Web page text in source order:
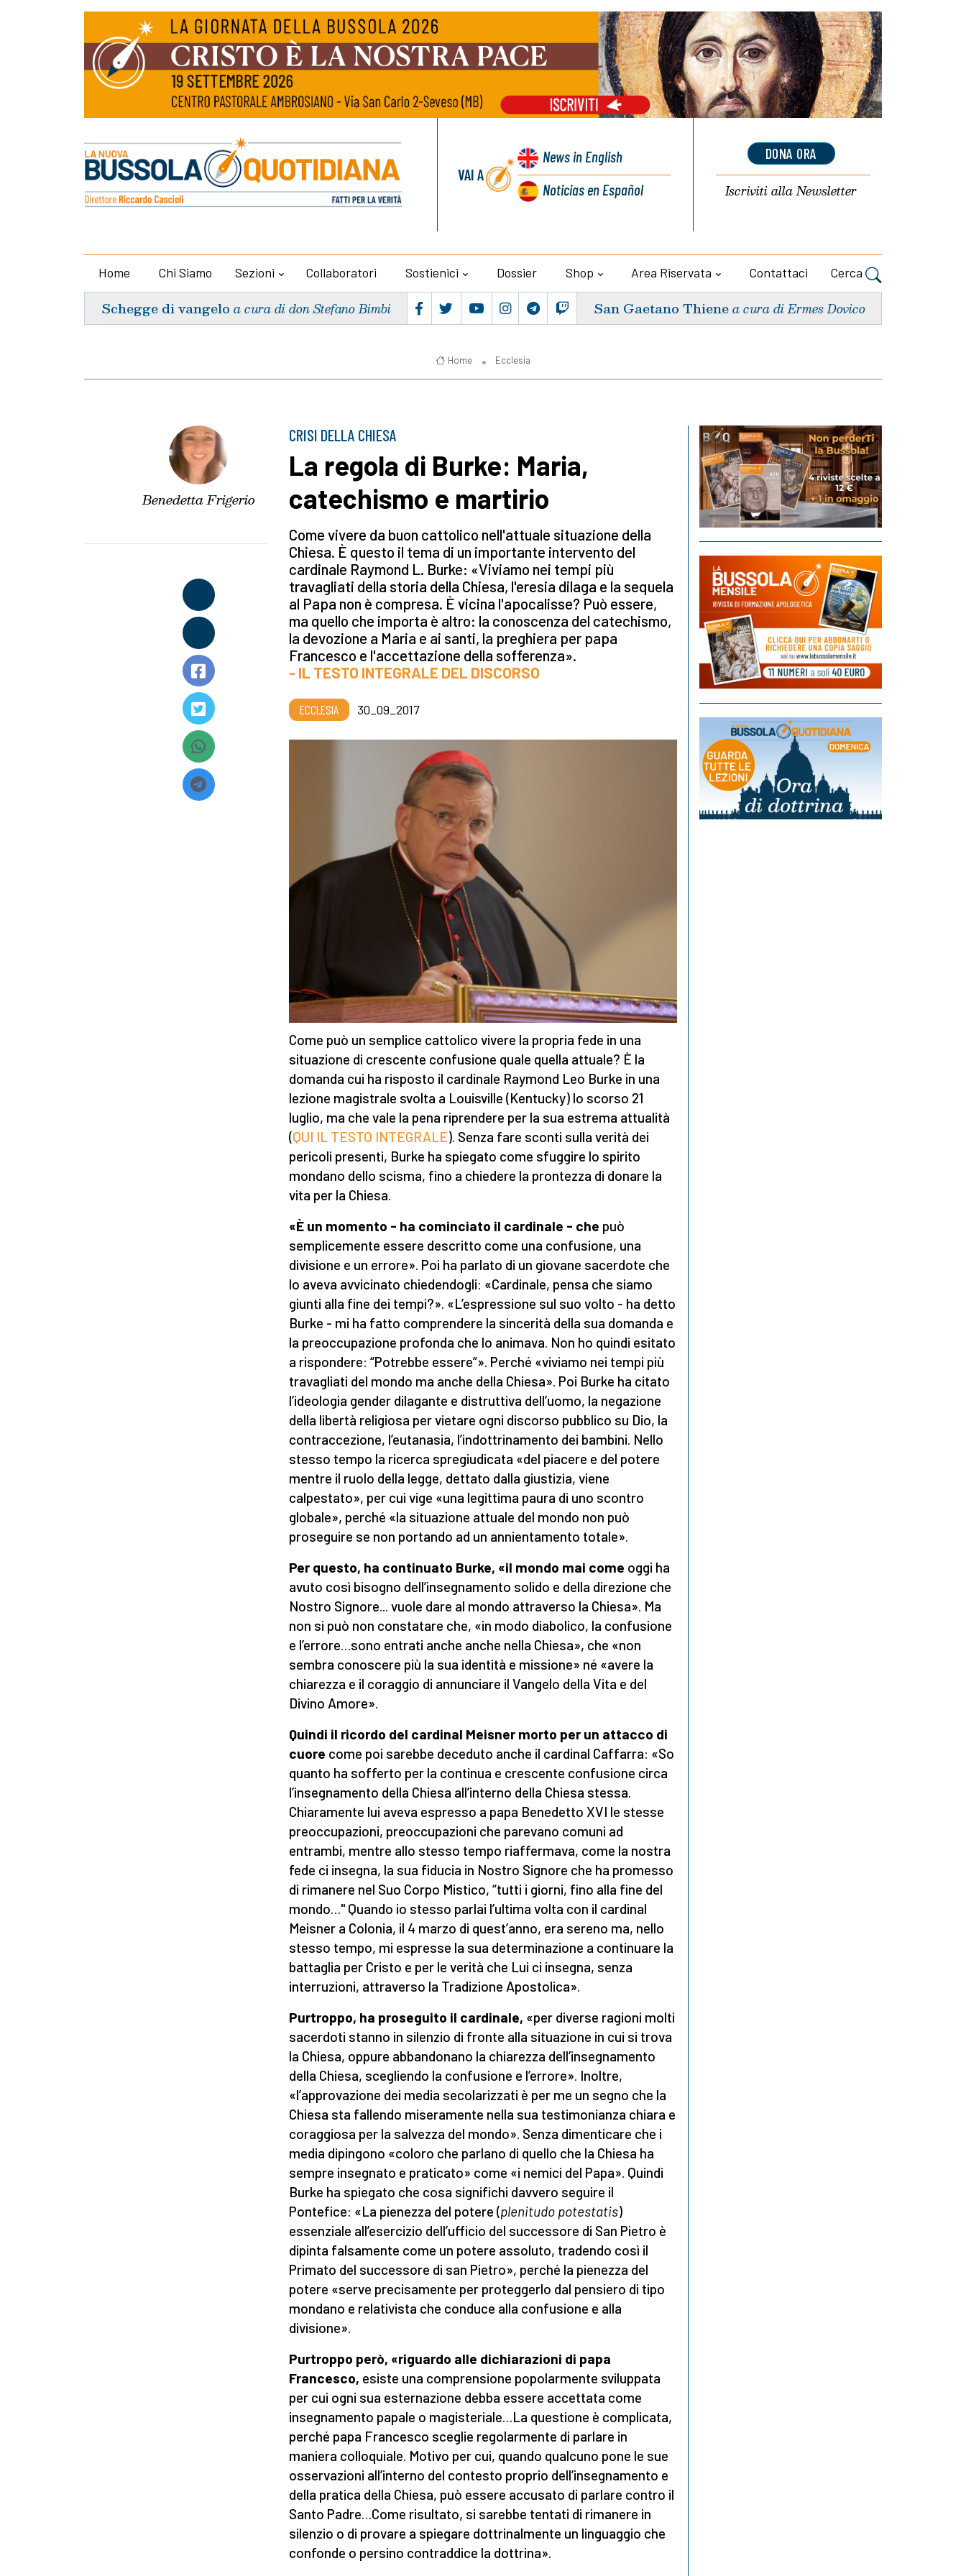
VAI A
Newsin English
Noticiasen Español
DONA ORA
Iscriviti allaNewsletter
Home Chi Siamo Sezioni Collaboratori Sostienici Dossier Shop Area Riservata Contattaci Cerca
Schegge di vangelo a cura di don Stefano Bimbi San Gaetano Thiene a cura di Ermes Dovico
Home Ecclesia
Benedetta Frigerio
CRISI DELLA CHIESA
La regola di Burke: Maria,
catechismo e martirio
Come vivere da buon cattolico nell'attuale situazione della
Chiesa. È questo il tema di un importante intervento del
cardinale Raymond L. Burke: «Viviamo nei tempi più
travagliati della storia della Chiesa, l'eresia dilaga e la sequela
al Papa non è compresa. È vicina l'apocalisse? Può essere,
ma quello che importa è altro: la conoscenza del catechismo,
la devozione a Maria e ai santi, la preghiera per papa
Francesco e l'accettazione della sofferenza».
- IL TESTO INTEGRALE DEL DISCORSO
ECCLESIA 30_09_2017
Come può un semplice cattolico vivere la propria fede in una
situazione di crescente confusione quale quella attuale? È la
domanda cui ha risposto il cardinale Raymond Leo Burke in una
lezione magistrale svolta a Louisville (Kentucky) lo scorso 21
luglio, ma che vale la pena riprendere per la sua estrema attualità
(QUI IL TESTO INTEGRALE). Senza fare sconti sulla verità dei
pericoli presenti, Burke ha spiegato come sfuggire lo spirito
mondano dello scisma, fino a chiedere la prontezza di donare la
vita per la Chiesa.
«È un momento - ha cominciato il cardinale - che può
semplicemente essere descritto come una confusione, una
divisione e un errore». Poi ha parlato di un giovane sacerdote che
lo aveva avvicinato chiedendogli: «Cardinale, pensa che siamo
giunti alla fine dei tempi?». «L’espressione sul suo volto - ha detto
Burke - mi ha fatto comprendere la sincerità della sua domanda e
la preoccupazione profonda che lo animava. Non ho quindi esitato
a rispondere: “Potrebbe essere”». Perché «viviamo nei tempi più
travagliati del mondo ma anche della Chiesa». Poi Burke ha citato
l’ideologia gender dilagante e distruttiva dell’uomo, la negazione
della libertà religiosa per vietare ogni discorso pubblico su Dio, la
contraccezione, l’eutanasia, l’indottrinamento dei bambini. Nello
stesso tempo la ricerca spregiudicata «del piacere e del potere
mentre il ruolo della legge, dettato dalla giustizia, viene
calpestato», per cui vige «una legittima paura di uno scontro
globale», perché «la situazione attuale del mondo non può
proseguire se non portando ad un annientamento totale».
Per questo, ha continuato Burke, «il mondo mai come oggi ha
avuto così bisogno dell’insegnamento solido e della direzione che
Nostro Signore... vuole dare al mondo attraverso la Chiesa». Ma
non si può non constatare che, «in modo diabolico, la confusione
e l’errore…sono entrati anche anche nella Chiesa», che «non
sembra conoscere più la sua identità e missione» né «avere la
chiarezza e il coraggio di annunciare il Vangelo della Vita e del
Divino Amore».
Quindi il ricordo del cardinal Meisner morto per un attacco di
cuore come poi sarebbe deceduto anche il cardinal Caffarra: «So
quanto ha sofferto per la continua e crescente confusione circa
l’insegnamento della Chiesa all’interno della Chiesa stessa.
Chiaramente lui aveva espresso a papa Benedetto XVI le stesse
preoccupazioni, preoccupazioni che parevano comuni ad
entrambi, mentre allo stesso tempo riaffermava, come la nostra
fede ci insegna, la sua fiducia in Nostro Signore che ha promesso
di rimanere nel Suo Corpo Mistico, “tutti i giorni, fino alla fine del
mondo…" Quando io stesso parlai l’ultima volta con il cardinal
Meisner a Colonia, il 4 marzo di quest’anno, era sereno ma, nello
stesso tempo, mi espresse la sua determinazione a continuare la
battaglia per Cristo e per le verità che Lui ci insegna, senza
interruzioni, attraverso la Tradizione Apostolica».
Purtroppo, ha proseguito il cardinale, «per diverse ragioni molti
sacerdoti stanno in silenzio di fronte alla situazione in cui si trova
la Chiesa, oppure abbandonano la chiarezza dell’insegnamento
della Chiesa, scegliendo la confusione e l’errore». Inoltre,
«l’approvazione dei media secolarizzati è per me un segno che la
Chiesa sta fallendo miseramente nella sua testimonianza chiara e
coraggiosa per la salvezza del mondo». Senza dimenticare che i
media dipingono «coloro che parlano di quello che la Chiesa ha
sempre insegnato e praticato» come «i nemici del Papa». Quindi
Burke ha spiegato che cosa significhi davvero seguire il
Pontefice: «La pienezza del potere (plenitudo potestatis)
essenziale all’esercizio dell’ufficio del successore di San Pietro è
dipinta falsamente come un potere assoluto, tradendo così il
Primato del successore di san Pietro», perché la pienezza del
potere «serve precisamente per proteggerlo dal pensiero di tipo
mondano e relativista che conduce alla confusione e alla
divisione».
Purtroppo però, «riguardo alle dichiarazioni di papa
Francesco, esiste una comprensione popolarmente sviluppata
per cui ogni sua esternazione debba essere accettata come
insegnamento papale o magisteriale…La questione è complicata,
perché papa Francesco sceglie regolarmente di parlare in
maniera colloquiale. Motivo per cui, quando qualcuno pone le sue
osservazioni all’interno del contesto proprio dell’insegnamento e
della pratica della Chiesa, può essere accusato di parlare contro il
Santo Padre…Come risultato, si sarebbe tentati di rimanere in
silenzio o di provare a spiegare dottrinalmente un linguaggio che
confonde o persino contraddice la dottrina».